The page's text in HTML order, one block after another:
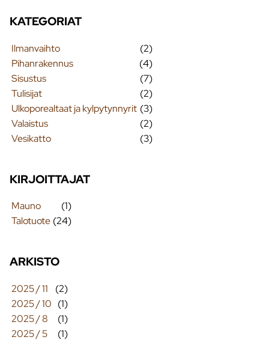
KATEGORIAT
Ilmanvaihto
(2)
Pihanrakennus
(4)
Sisustus
(7)
Tulisijat
(2)
Ulkoporealtaat ja kylpytynnyrit (3)
Valaistus
(2)
Vesikatto
(3)
KIRJOITTAJAT
Mauno
(1)
Talotuote (24)
ARKISTO
2025 / 11
(2)
2025 / 10 (1)
2025 / 8
(1)
2025 / 5
(1)